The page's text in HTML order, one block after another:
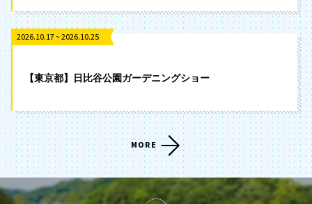
2026.10.17 ~ 2026.10.25
【東京都】日比谷公園ガーデニングショー
MORE